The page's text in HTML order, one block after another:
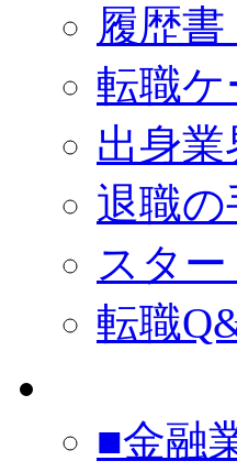
履歴
転職ケ
出身
退職
スタ
転職
■金融